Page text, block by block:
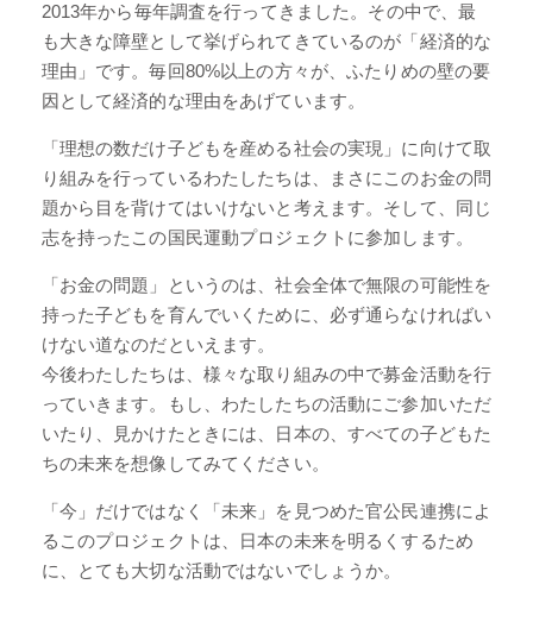
2013年から毎年調査を行ってきました。その中で、最
も大きな障壁として挙げられてきているのが「経済的な
理由」です。毎回80%以上の方々が、ふたりめの壁の要
因として経済的な理由をあげています。
「理想の数だけ子どもを産める社会の実現」に向けて取
り組みを行っているわたしたちは、まさにこのお金の問
題から目を背けてはいけないと考えます。そして、同じ
志を持ったこの国民運動プロジェクトに参加します。
「お金の問題」というのは、社会全体で無限の可能性を
持った子どもを育んでいくために、必ず通らなければい
けない道なのだといえます。
今後わたしたちは、様々な取り組みの中で募金活動を行
っていきます。もし、わたしたちの活動にご参加いただ
いたり、見かけたときには、日本の、すべての子どもた
ちの未来を想像してみてください。
「今」だけではなく「未来」を見つめた官公民連携によ
るこのプロジェクトは、日本の未来を明るくするため
に、とても大切な活動ではないでしょうか。